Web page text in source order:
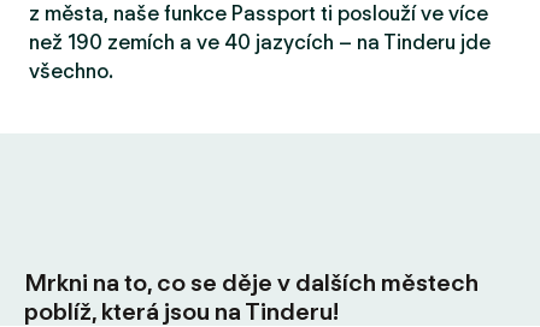
z města, naše funkce Passport ti poslouží ve více
než 190 zemích a ve 40 jazycích – na Tinderu jde
všechno.
Mrkni na to, co se děje v dalších městech
poblíž, která jsou na Tinderu!